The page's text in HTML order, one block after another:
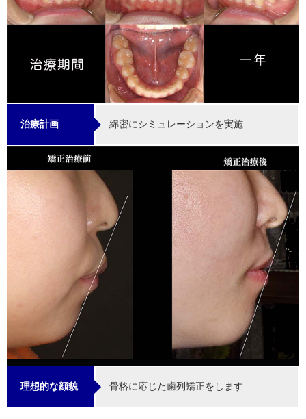
治療計画 綿密にシミュレーションを実施
理想的な顔貌 骨格に応じた歯列矯正をします